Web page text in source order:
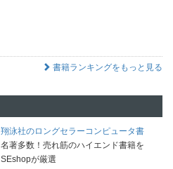
書籍ランキングをもっと見る
翔泳社のロングセラーコンピュータ書
名著多数！売れ筋のハイエンド書籍を
SEshopが厳選